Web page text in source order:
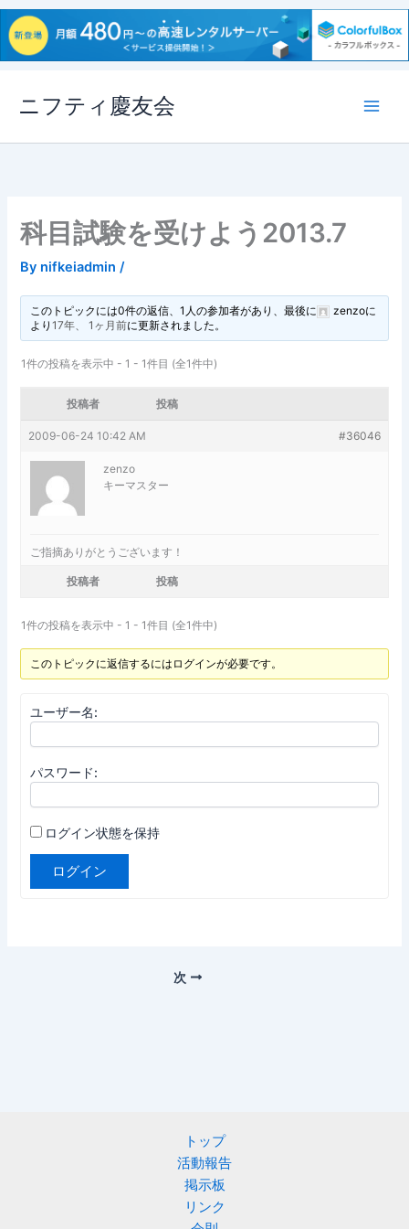
ス
ニフティ慶友会
科目試験を受けよう2013.7
By nifkeiadmin/
このトピックには0件の返信、1人の参加者があり、最後に zenzoに
より 17年、 1ヶ月前に更新されました。
1件の投稿を表示中 - 1 - 1件目 (全1件中)
投稿者 投稿
2009-06-24 10:42 AM #36046
zenzo
キーマスター
ご指摘ありがとうございます！
投稿者 投稿
1件の投稿を表示中 - 1 - 1件目 (全1件中)
このトピックに返信するにはログインが必要です。
ユーザー名:
パスワード:
ログイン状態を保持
ログイン
次
トップ
活動報告
掲示板
リンク